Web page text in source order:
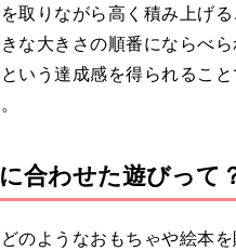
取りながら高く積み上げ
な大きさの順番にならべら
いう達成感を得られるこ
合わせた遊びって
のようなおもちゃや絵本